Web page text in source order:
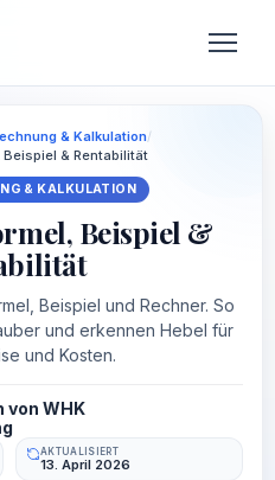
& Kalkulation/
Beispiel & Rentabilität
& KALKULATION
Beispiel &
Beispiel und Rechner. So
und erkennen Hebel für
und Kosten.
von WHK
AKTUALISIERT
13. April 2026